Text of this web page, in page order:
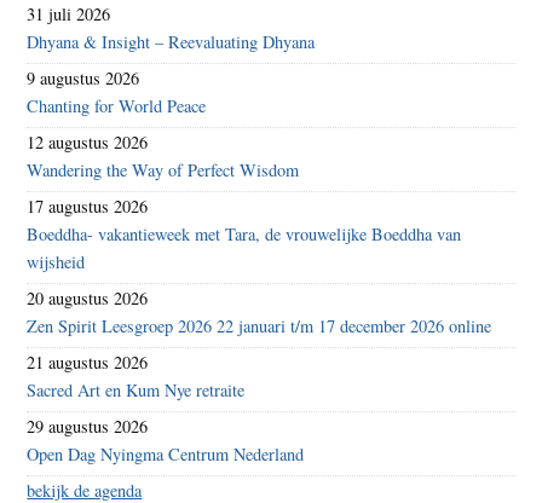
31 juli 2026
Dhyana & Insight – Reevaluating Dhyana
9 augustus 2026
Chanting for World Peace
12 augustus 2026
Wandering the Way of Perfect Wisdom
17 augustus 2026
Boeddha- vakantieweek met Tara, de vrouwelijke Boeddha van
wijsheid
20 augustus 2026
Zen Spirit Leesgroep 2026 22 januari t/m 17 december 2026 online
21 augustus 2026
Sacred Art en Kum Nye retraite
29 augustus 2026
Open Dag Nyingma Centrum Nederland
bekijk de agenda